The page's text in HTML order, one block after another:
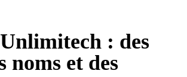
: des
noms et des